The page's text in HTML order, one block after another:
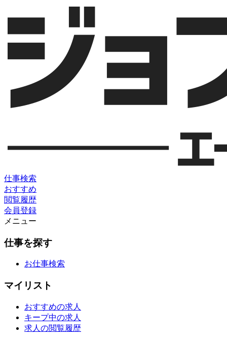
仕事検索
おすすめ
閲覧履歴
会員登録
メニュー
仕事を探す
お仕事検索
マイリスト
おすすめの求人
キープ中の求人
求人の閲覧履歴